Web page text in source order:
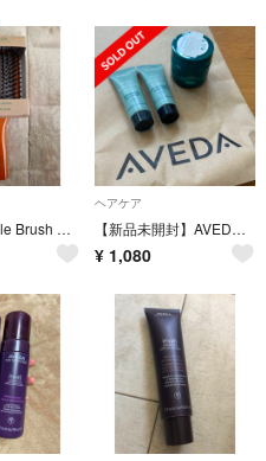
Aveda Paddle Brush 木製ヘアブラシ ミニ
ヘアケア
【新品未開封】AVEDA ヘアケアお試しセット
¥ 1,080